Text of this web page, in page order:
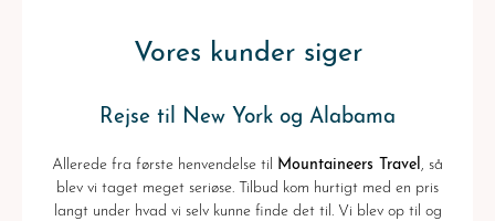
Vores kunder siger
Rejse til New York og Alabama
Allerede fra første henvendelse til Mountaineers Travel , så
blev vi taget meget seriøse. Tilbud kom hurtigt med en pris
langt under hvad vi selv kunne finde det til. Vi blev op til og